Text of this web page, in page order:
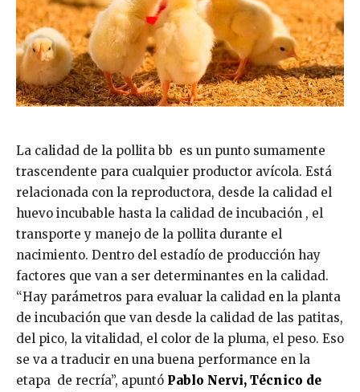
La calidad de la pollita bb es un punto sumamente
trascendente para cualquier productor avícola. Está
relacionada con la reproductora, desde la calidad el
huevo incubable hasta la calidad de incubación , el
transporte y manejo de la pollita durante el
nacimiento. Dentro del estadío de producción hay
factores que van a ser determinantes en la calidad.
“Hay parámetros para evaluar la calidad en la planta
de incubación que van desde la calidad de las patitas,
del pico, la vitalidad, el color de la pluma, el peso. Eso
se va a traducir en una buena performance en la
etapa de recría”, apuntó Pablo Nervi, Técnico de